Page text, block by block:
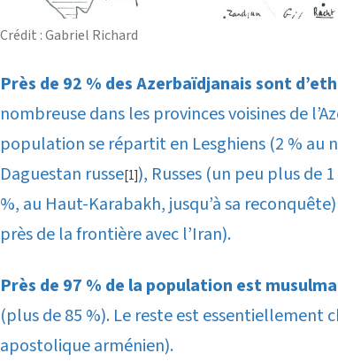
Crédit : Gabriel Richard
Près de 92 % des Azerbaïdjanais sont
nombreuse dans les provinces voisines de
population se répartit en Lesghiens (2 % au
Daguestan russe[1]), Russes (un peu plus de
%, au Haut-Karabakh, jusqu’à sa
près de la frontière avec l’Iran).
Près de 97 % de la population est
(plus de 85 %). Le reste est essentiellement
apostolique arménien).